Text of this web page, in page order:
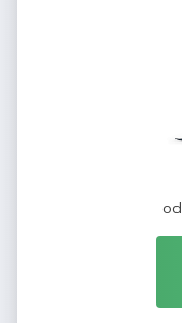
od